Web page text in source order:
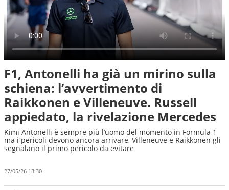
F1, Antonelli ha già un mirino sulla
schiena: l’avvertimento di
Raikkonen e Villeneuve. Russell
appiedato, la rivelazione Mercedes
Kimi Antonelli è sempre più l’uomo del momento in Formula 1
ma i pericoli devono ancora arrivare, Villeneuve e Raikkonen gli
segnalano il primo pericolo da evitare
27/05/26 13:30